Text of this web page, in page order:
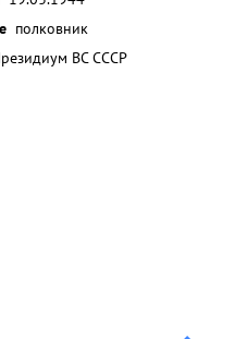
полковник
ВС СССР